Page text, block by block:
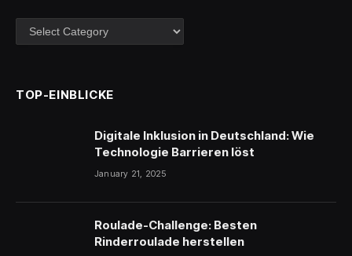
Kategorien
TOP-EINBLICKE
Digitale Inklusion in Deutschland: Wie
Technologie Barrieren löst
January 21, 2025
Roulade-Challenge: Besten
Rinderroulade herstellen